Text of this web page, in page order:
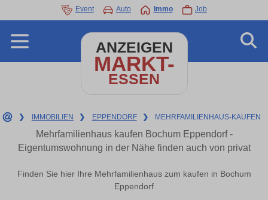
Event Auto Immo Job
ANZEIGEN
MARKT-
ESSEN
❯ IMMOBILIEN ❯ EPPENDORF ❯ MEHRFAMILIENHAUS-KAUFEN
Mehrfamilienhaus kaufen Bochum Eppendorf -
Eigentumswohnung in der Nähe finden auch von privat
Finden Sie hier Ihre Mehrfamilienhaus zum kaufen in Bochum
Eppendorf